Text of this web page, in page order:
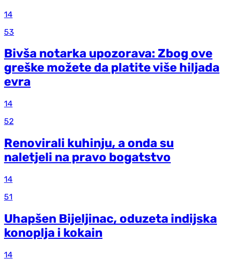
14
53
Bivša notarka upozorava: Zbog ove
greške možete da platite više hiljada
evra
14
52
Renovirali kuhinju, a onda su
naletjeli na pravo bogatstvo
14
51
Uhapšen Bijeljinac, oduzeta indijska
konoplja i kokain
14